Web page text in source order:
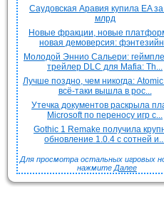
Саудовская Аравия купила EA
млрд
Новые фракции, новые
новая демоверсия:
Молодой Эннио Сальери:
трейлер DLC для Mafia: Th...
Лучше поздно, чем никогда:
всё-таки вышла в рос...
Утечка документов раскрыла
Microsoft по переносу игр с...
Gothic 1 Remake получила
обновление 1.0.4 с сотней
Для просмотра остальных игровых
нажмите Далее